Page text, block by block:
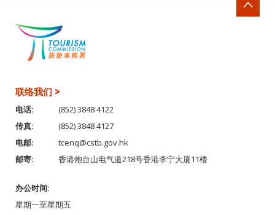
联络我们 >
电话:
(852) 3848 4122
传真:
(852) 3848 4127
电邮:
tcenq@cstb.gov.hk
邮寄:
香港炮台山电气道218号香港李宁大厦11楼
办公时间:
星期一至星期五